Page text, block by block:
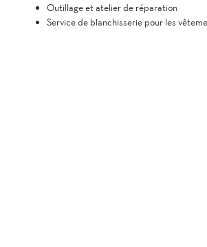
Outillage et atelier de réparation
Service de blanchisserie pour les